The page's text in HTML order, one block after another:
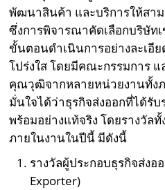
พัฒนาสินค้า และบริการให้สา
ซึ่งการพิจารณาคัดเลือกบริษัท
ขั้นตอนดำเนินการอย่างละเอี
โปร่งใส โดยมีคณะกรรมการ
คุณวุฒิจากหลายหน่วยงานทั้งภ
มั่นใจได้ว่าธุรกิจส่งออกที่ได้รั
พร้อมอย่างแท้จริง โดยรางวัล
ภายในงานในปีนี้ มีดังนี้
รางวัลผู้ประกอบธุรกิจส่งอ
Exporter)